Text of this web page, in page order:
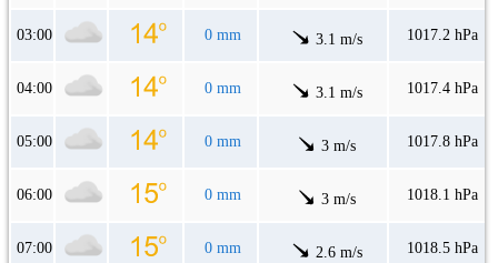
03:00 0 mm 3.1 m/s 1017.2 hPa
04:00 0 mm 3.1 m/s 1017.4 hPa
05:00 0 mm 3 m/s 1017.8 hPa
06:00 0 mm 3 m/s 1018.1 hPa
07:00 0 mm 2.6 m/s 1018.5 hPa